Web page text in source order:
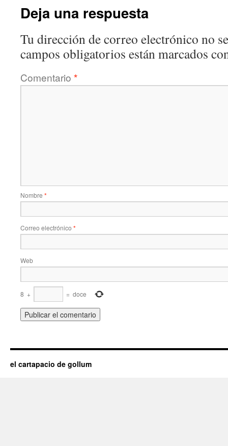
Deja una respuesta
Tu dirección de correo electrónico no
campos obligatorios están marcados
Comentario *
Nombre *
Correo electrónico *
Web
8 + = doce
el cartapacio de gollum